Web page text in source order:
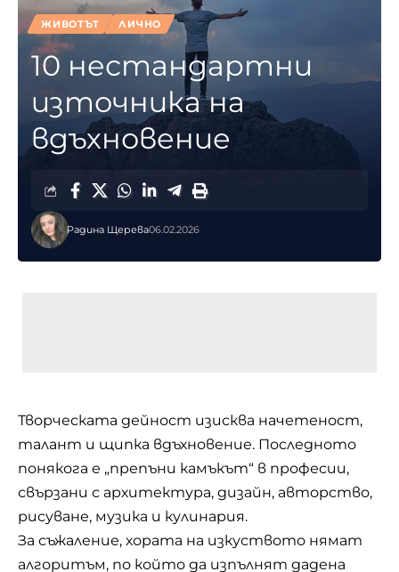
ЖИВОТЪТ ЛИЧНО
10 нестандартни
източника на
вдъхновение
Радина Щерева06.02.2026
Творческата дейност изисква начетеност,
талант и щипка вдъхновение. Последното
понякога е „препъни камъкът“ в професии,
свързани с архитектура, дизайн, авторство,
рисуване, музика и кулинария.
За съжаление, хората на изкуството нямат
алгоритъм, по който да изпълнят дадена